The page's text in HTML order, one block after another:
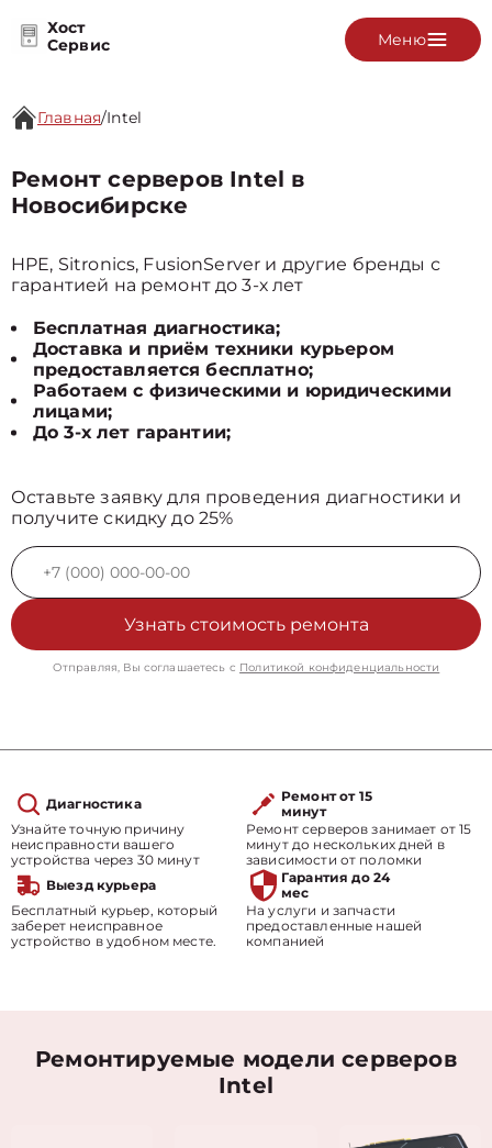
Хост
Сервис
Меню
Главная/Intel
Ремонт серверов Intel в
Новосибирске
HPE, Sitronics, FusionServer и другие бренды с
гарантией на ремонт до 3-х лет
Бесплатная диагностика;
Доставка и приём техники курьером
предоставляется бесплатно;
Работаем с физическими и юридическими
лицами;
До 3-х лет гарантии;
Оставьте заявку для проведения диагностики и
получите скидку до 25%
Узнать стоимость ремонта
Отправляя, Вы соглашаетесь с Политикой конфиденциальности
Диагностика
Узнайте точную причину
неисправности вашего
устройства через 30 минут
Ремонт от 15
минут
Ремонт серверов занимает от 15
минут до нескольких дней в
зависимости от поломки
Выезд курьера
Бесплатный курьер, который
заберет неисправное
устройство в удобном месте.
Гарантия до 24
мес
На услуги и запчасти
предоставленные нашей
компанией
Ремонтируемые модели серверов
Intel